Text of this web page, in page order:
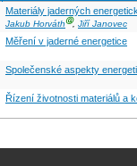
Materiály jaderných
Jakub HorváthⒼ, Jiří Janovec
Měření v jaderné energetice
Společenské aspekty
Řízení životnosti materiálů a